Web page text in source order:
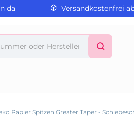
da Versandkostenfrei
Papier Spitzen Greater Taper -